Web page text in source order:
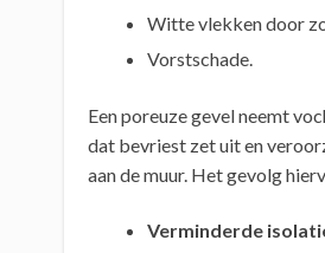
Witte vlekken door
Vorstschade.
Een poreuze gevel neemt
dat bevriest zet uit en
aan de muur. Het gevolg
Verminderde